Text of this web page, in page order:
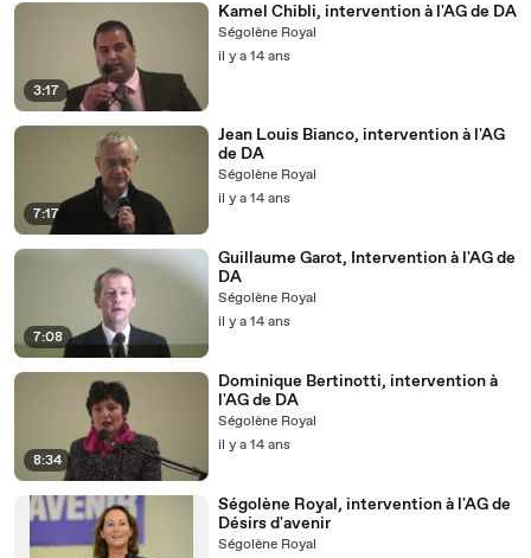
3:17
Kamel Chibli, intervention à l'AG de DA
Ségolène Royal
il y a 14 ans
7:17
Jean Louis Bianco, intervention à l'AG
de DA
Ségolène Royal
il y a 14 ans
7:08
Guillaume Garot, Intervention à l'AG de
DA
Ségolène Royal
il y a 14 ans
8:34
Dominique Bertinotti, intervention à
l'AG de DA
Ségolène Royal
il y a 14 ans
Ségolène Royal, intervention à l'AG de
Désirs d'avenir
Ségolène Royal